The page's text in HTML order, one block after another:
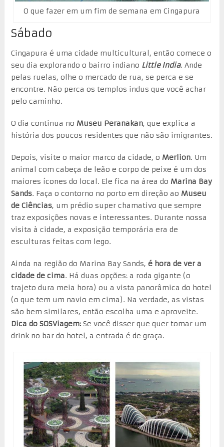
O que fazer em um fim de semana em Cingapura
Sábado
Cingapura é uma cidade multicultural, então comece o
seu dia explorando o bairro indiano Little India. Ande
pelas ruelas, olhe o mercado de rua, se perca e se
encontre. Não perca os templos indus que você achar
pelo caminho.
O dia continua no Museu Peranakan, que explica a
história dos poucos residentes que não são imigrantes.
Depois, visite o maior marco da cidade, o Merlion. Um
animal com cabeça de leão e corpo de peixe é um dos
maiores ícones do local. Ele fica na área do Marina Bay
Sands. Faça o contorno no porto em direção ao Museu
de Ciências, um prédio super chamativo que sempre
traz exposições novas e interessantes. Durante nossa
visita à cidade, a exposição temporária era de
esculturas feitas com lego.
Ainda na região do Marina Bay Sands, é hora de ver a
cidade de cima. Há duas opções: a roda gigante (o
trajeto dura meia hora) ou a vista panorâmica do hotel
(o que tem um navio em cima). Na verdade, as vistas
são bem similares, então escolha uma e aproveite.
Dica do SOSViagem:Se você disser que quer tomar um
drink no bar do hotel, a entrada é de graça.